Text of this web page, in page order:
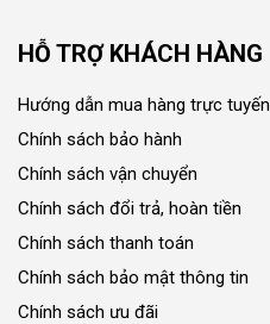
HỖ TRỢ KHÁCH HÀNG
Hướng dẫn mua hàng trực tuyến
Chính sách bảo hành
Chính sách vận chuyển
Chính sách đổi trả, hoàn tiền
Chính sách thanh toán
Chính sách bảo mật thông tin
Chính sách ưu đãi